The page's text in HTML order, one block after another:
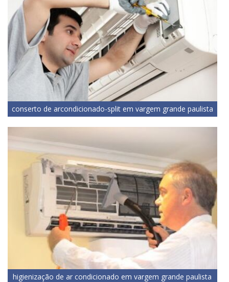
conserto de arcondicionado-split em vargem grande paulista
higienização de ar condicionado em vargem grande paulista